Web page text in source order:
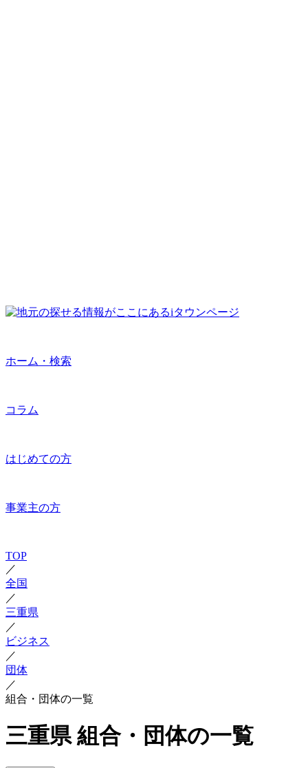
ホーム・検索
コラム
はじめての方
事業主の方
TOP
／
全国
／
三重県
／
ビジネス
／
団体
／
組合・団体の一覧
三重県 組合・団体の一覧